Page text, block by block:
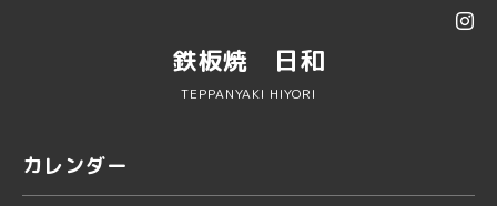
鉄板焼 日和
TEPPANYAKI HIYORI
カレンダー